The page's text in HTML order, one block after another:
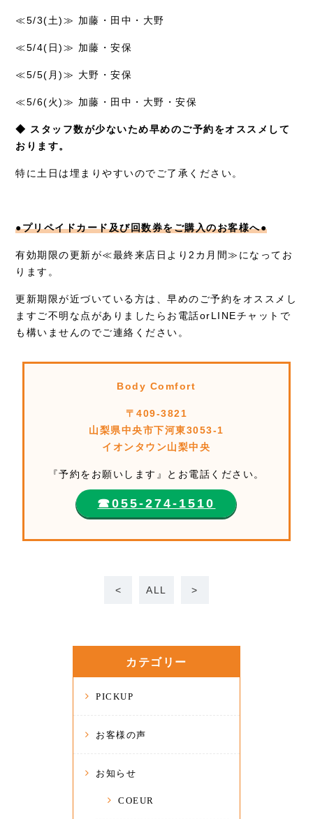
≪5/3(土)≫ 加藤・田中・大野
≪5/4(日)≫ 加藤・安保
≪5/5(月)≫ 大野・安保
≪5/6(火)≫ 加藤・田中・大野・安保
◆ スタッフ数が少ないため早めのご予約をオススメして
おります。
特に土日は埋まりやすいのでご了承ください。
●プリペイドカード及び回数券をご購入のお客様へ●
有効期限の更新が≪最終来店日より2カ月間≫になってお
ります。
更新期限が近づいている方は、早めのご予約をオススメし
ますご不明な点がありましたらお電話orLINEチャットで
も構いませんのでご連絡ください。
Body Comfort
〒409-3821
山梨県中央市下河東3053-1
イオンタウン山梨中央
『予約をお願いします』とお電話ください。
☎︎055-274-1510
< ALL >
カテゴリー
PICKUP
お客様の声
お知らせ
COEUR